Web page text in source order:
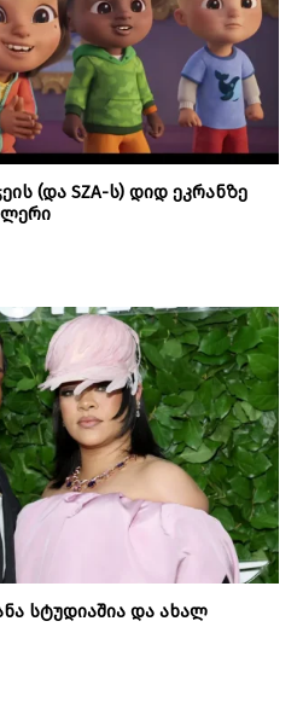
(და SZA-ს) დიდ ეკრანზე
სტუდიაშია და ახალ